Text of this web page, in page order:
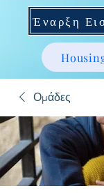
Ομάδες